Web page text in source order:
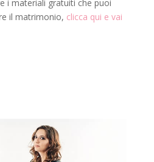
i materiali gratuiti che puoi
il matrimonio, clicca qui e vai